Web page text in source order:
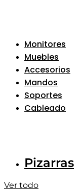
Monitores
Muebles
Accesorios
Mandos
Soportes
Cableado
Pizarras
Ver todo